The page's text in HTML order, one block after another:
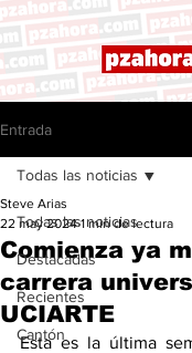
Entrada
Todas las noticias
Destacadas
Recientes
Cantón
Todas las noticias
Comienza ya
carrera
UCIARTE
Steve Arias
22 may 2024 1 min de lectura
Esta es la última